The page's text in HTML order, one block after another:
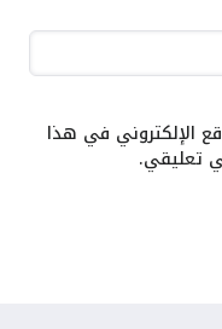
الإلكتروني في هذا
تعليقي.